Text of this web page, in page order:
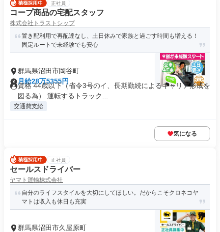
正社員
コープ商品の宅配スタッフ
株式会社トラストシップ
置き配利用で再配達なし、土日休みで家族と過ごす時間も増える！
固定ルートで未経験でも安心
群馬県沼田市岡谷町
月給28万5355円
資格 44歳以下（省令3号のイ、長期勤続によるキャリア形成を
図る為） 運転するトラック...
交通費支給
気になる
正社員
セールスドライバー
ヤマト運輸株式会社
自分のライフスタイルを大切にしてほしい。だからこそクロネコヤ
マトは収入も休日も充実
群馬県沼田市久屋原町